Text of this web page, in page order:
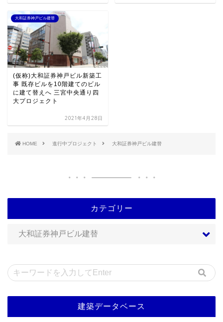
大和証券神戸ビル建替
(仮称)大和証券神戸ビル新築工
事 既存ビルを10階建てのビル
に建て替えへ 三宮中央通り四
大プロジェクト
2021年4月28日
HOME 進行中プロジェクト 大和証券神戸ビル建替
カテゴリー
建築データベース